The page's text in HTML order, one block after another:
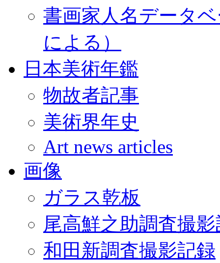
書画家人名データ
による）
日本美術年鑑
物故者記事
美術界年史
Art news articles
画像
ガラス乾板
尾高鮮之助調査撮
和田新調査撮影記録